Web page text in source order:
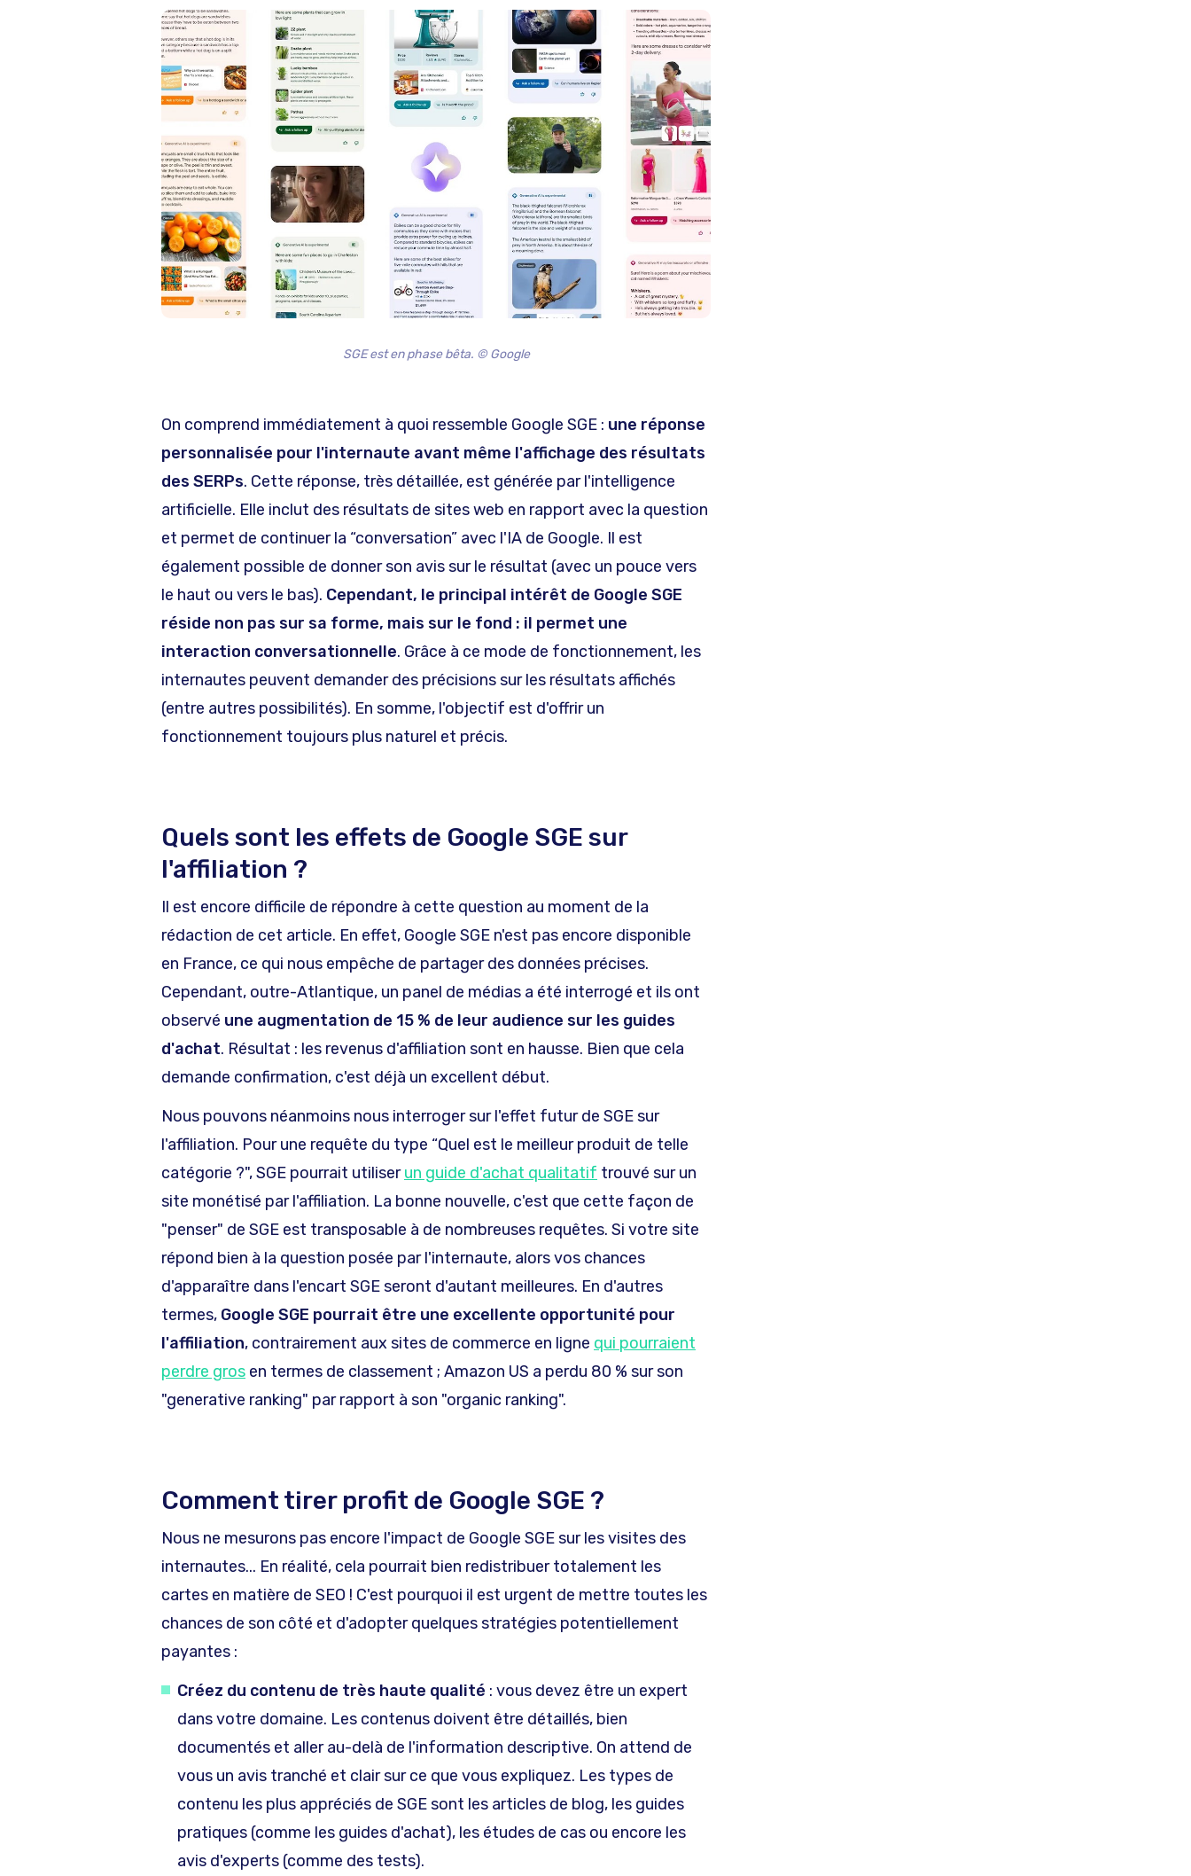
SGE est en phase bêta. © Google
On comprend immédiatement à quoi ressemble Google SGE : une réponse
personnalisée pour l'internaute avant même l'affichage des résultats
des SERPs. Cette réponse, très détaillée, est générée par l'intelligence
artificielle. Elle inclut des résultats de sites web en rapport avec la question
et permet de continuer la “conversation” avec l'IA de Google. Il est
également possible de donner son avis sur le résultat (avec un pouce vers
le haut ou vers le bas). Cependant, le principal intérêt de Google SGE
réside non pas sur sa forme, mais sur le fond : il permet une
interaction conversationnelle. Grâce à ce mode de fonctionnement, les
internautes peuvent demander des précisions sur les résultats affichés
(entre autres possibilités). En somme, l'objectif est d'offrir un
fonctionnement toujours plus naturel et précis.
Quels sont les effets de Google SGE sur
l'affiliation ?
Il est encore difficile de répondre à cette question au moment de la
rédaction de cet article. En effet, Google SGE n'est pas encore disponible
en France, ce qui nous empêche de partager des données précises.
Cependant, outre-Atlantique, un panel de médias a été interrogé et ils ont
observé une augmentation de 15 % de leur audience sur les guides
d'achat. Résultat : les revenus d'affiliation sont en hausse. Bien que cela
demande confirmation, c'est déjà un excellent début.
Nous pouvons néanmoins nous interroger sur l'effet futur de SGE sur
l'affiliation. Pour une requête du type “Quel est le meilleur produit de telle
catégorie ?", SGE pourrait utiliserun guide d'achat qualitatif trouvé sur un
site monétisé par l'affiliation. La bonne nouvelle, c'est que cette façon de
"penser" de SGE est transposable à de nombreuses requêtes. Si votre site
répond bien à la question posée par l'internaute, alors vos chances
d'apparaître dans l'encart SGE seront d'autant meilleures. En d'autres
termes, Google SGE pourrait être une excellente opportunité pour
l'affiliation, contrairement aux sites de commerce en ligne qui pourraient
perdre gros en termes de classement ; Amazon US a perdu 80 % sur son
"generative ranking" par rapport à son "organic ranking".
Comment tirer profit de Google SGE ?
Nous ne mesurons pas encore l'impact de Google SGE sur les visites des
internautes... En réalité, cela pourrait bien redistribuer totalement les
cartes en matière de SEO ! C'est pourquoi il est urgent de mettre toutes les
chances de son côté et d'adopter quelques stratégies potentiellement
payantes :
Créez du contenu de très haute qualité : vous devez être un expert
dans votre domaine. Les contenus doivent être détaillés, bien
documentés et aller au-delà de l'information descriptive. On attend de
vous un avis tranché et clair sur ce que vous expliquez. Les types de
contenu les plus appréciés de SGE sont les articles de blog, les guides
pratiques (comme les guides d'achat), les études de cas ou encore les
avis d'experts (comme des tests).